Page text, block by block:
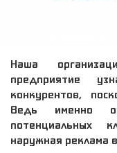
Наша
предприятие
конкурентов,
Ведь именно
потенциальных
наружная реклама